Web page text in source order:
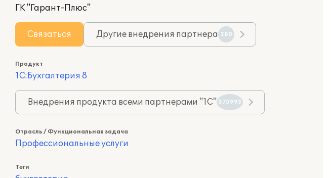
ГК "Гарант-Плюс"
Связаться Другие внедрения партнера 380
Продукт
1С:Бухгалтерия 8
Внедрения продукта всеми партнерами "1С" 575993
Отрасль / Функциональная задача
Профессиональные услуги
Теги